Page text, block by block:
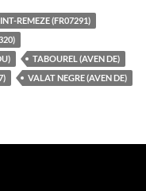
REMEZE (FR07291)
TABOUREL (AVEN DE)
VALAT NEGRE (AVEN DE)